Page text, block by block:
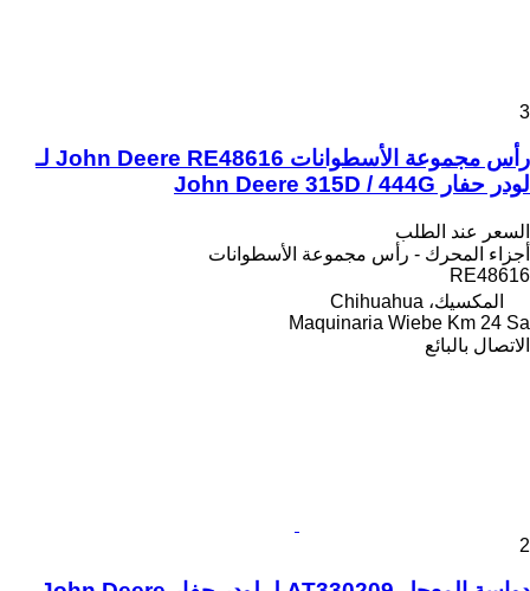
3
رأس مجموعة الأسطوانات John Deere RE48616 لـ
لودر حفار John Deere 315D / 444G
السعر عند الطلب
أجزاء المحرك - رأس مجموعة الأسطوانات
RE48616
المكسيك، Chihuahua
Maquinaria Wiebe Km 24 Sa
الاتصال بالبائع
2